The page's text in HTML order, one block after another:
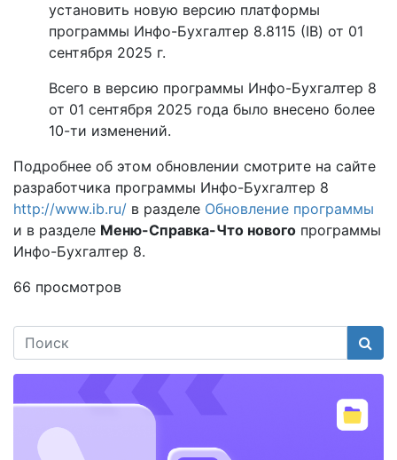
установить новую версию платформы
программы Инфо-Бухгалтер 8.8115 (IB) от 01
сентября 2025 г.
Всего в версию программы Инфо-Бухгалтер 8
от 01 сентября 2025 года было внесено более
10-ти изменений.
Подробнее об этом обновлении смотрите на сайте
разработчика программы Инфо-Бухгалтер 8
http://www.ib.ru/ в разделе Обновление программы
и в разделе Меню-Справка-Что нового программы
Инфо-Бухгалтер 8.
66 просмотров